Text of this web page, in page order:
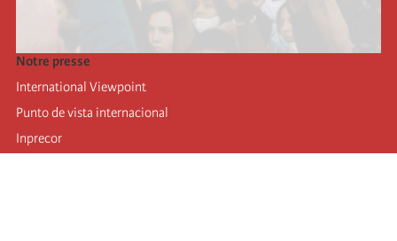
Notre presse
International Viewpoint
Punto de vista internacional
Inprecor